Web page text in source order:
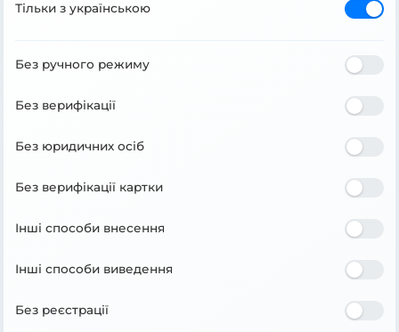
Тільки з українською
Без ручного режиму
Без верифікації
Без юридичних осіб
Без верифікації картки
Інші способи внесення
Інші способи виведення
Без реєстрації